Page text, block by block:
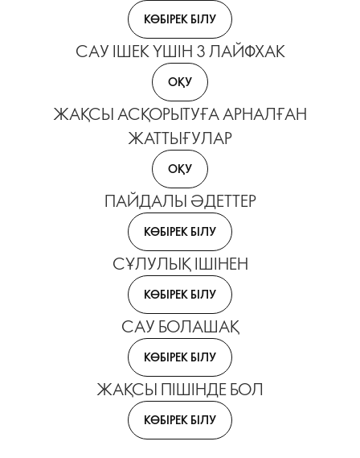
КӨБІРЕК БІЛУ
САУ ІШЕК ҮШІН 3 ЛАЙФХАК
ОҚУ
ЖАҚСЫ АСҚОРЫТУҒА АРНАЛҒАН
ЖАТТЫҒУЛАР
ОҚУ
ПАЙДАЛЫ ӘДЕТТЕР
КӨБІРЕК БІЛУ
СҰЛУЛЫҚ ІШІНЕН
КӨБІРЕК БІЛУ
САУ БОЛАШАҚ
КӨБІРЕК БІЛУ
ЖАҚСЫ ПІШІНДЕ БОЛ
КӨБІРЕК БІЛУ